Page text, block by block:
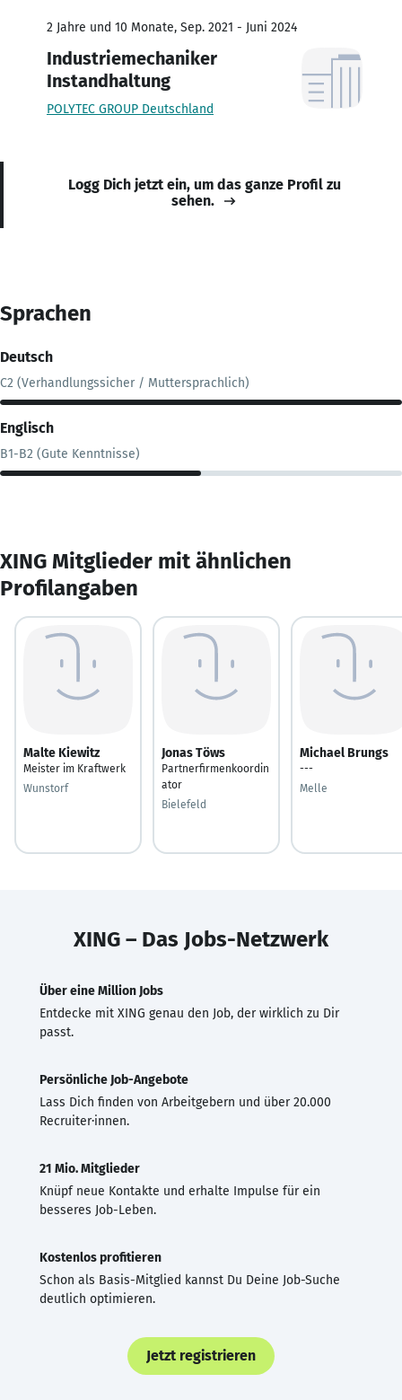
2 Jahre und 10 Monate, Sep. 2021 - Juni 2024
Industriemechaniker
Instandhaltung
POLYTEC GROUP Deutschland
Logg Dich jetzt ein, um das ganze Profil zu
sehen.
Sprachen
Deutsch
C2 (Verhandlungssicher / Muttersprachlich)
Englisch
B1-B2 (Gute Kenntnisse)
XING Mitglieder mit ähnlichen
Profilangaben
Malte Kiewitz
Meister im Kraftwerk
Wunstorf
Jonas Töws
Partnerfirmenkoordin
ator
Bielefeld
Michael Brungs
---
Melle
XING – Das Jobs-Netzwerk
Über eine Million Jobs
Entdecke mit XING genau den Job, der wirklich zu Dir
passt.
Persönliche Job-Angebote
Lass Dich finden von Arbeitgebern und über 20.000
Recruiter·innen.
21 Mio. Mitglieder
Knüpf neue Kontakte und erhalte Impulse für ein
besseres Job-Leben.
Kostenlos profitieren
Schon als Basis-Mitglied kannst Du Deine Job-Suche
deutlich optimieren.
Jetzt registrieren